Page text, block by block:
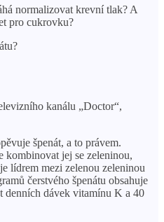
normalizovat krevní tlak? A
pro cukrovku?
kanálu „Doctor“,
špenát, a to právem.
kombinovat jej se zeleninou,
lídrem mezi zelenou zeleninou
čerstvého špenátu obsahuje
denních dávek vitamínu K a 40